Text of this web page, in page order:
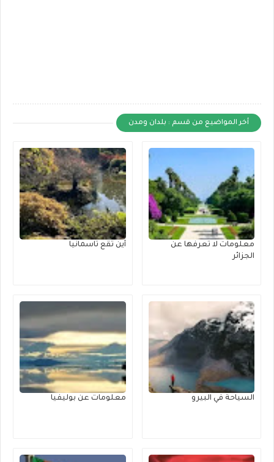
أخر المواضيع من قسم : بلدان ومدن
معلومات لا تعرفها عن
الجزائر
أين تقع تاسمانيا
السياحة في البيرو معلومات عن بوليفيا